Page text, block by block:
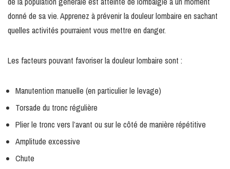
donné de sa vie. Apprenez à prévenir la douleur lombaire en sachant
quelles activités pourraient vous mettre en danger.
Les facteurs pouvant favoriser la douleur lombaire sont :
Manutention manuelle (en particulier le levage)
Torsade du tronc régulière
Plier le tronc vers l’avant ou sur le côté de manière répétitive
Amplitude excessive
Chute